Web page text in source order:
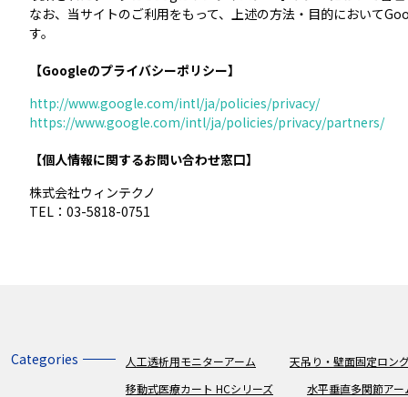
なお、当サイトのご利用をもって、上述の方法・目的において
す。
【Googleのプライバシーポリシー】
http://www.google.com/intl/ja/policies/privacy/
https://www.google.com/intl/ja/policies/privacy/partners/
【個人情報に関するお問い合わせ窓口】
株式会社ウィンテクノ
TEL：03-5818-0751
Categories 人工透析用モニターアーム
天吊り・壁面固定ロン
移動式医療カート HCシリーズ
水平垂直多関節アー